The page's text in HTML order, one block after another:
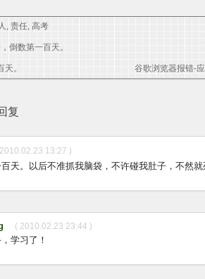
, 责任, 高考
倒数第一百天。
。 谷歌浏览器报错-
复
13:27 )
天。以后不准抓我脑袋，不许碰我肚子，不然
( 2010.02.23 23:44 )
学习了！